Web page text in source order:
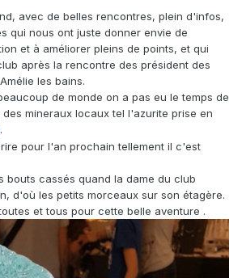
avec de belles rencontres, plein d'infos,
qui nous ont juste donner envie de
et à améliorer pleins de points, et qui
après la rencontre des président des
les bains.
de monde on a pas eu le temps de
mineraux locaux tel l'azurite prise en
.
pour l'an prochain tellement il c'est
bouts cassés quand la dame du club
d'où les petits morceaux sur son étagère.
et tous pour cette belle aventure .